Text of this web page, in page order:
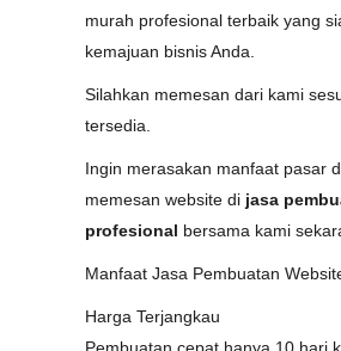
murah profesional terbaik yang
kemajuan bisnis Anda.
Silahkan memesan dari kami
tersedia.
Ingin merasakan manfaat pasar
memesan website di jasa
profesional bersama kami
Manfaat Jasa Pembuatan
Harga Terjangkau